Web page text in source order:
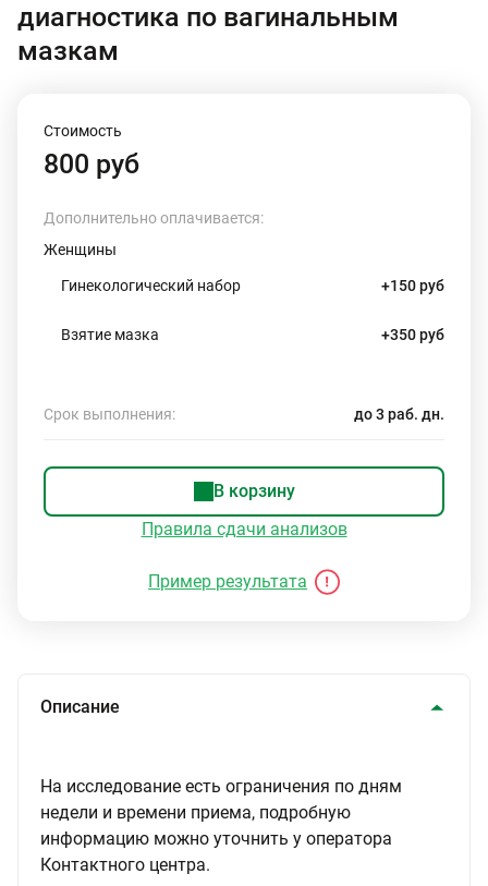
диагностика по вагинальным
мазкам
Стоимость
800 руб
Дополнительно оплачивается:
Женщины
Гинекологический набор +150 руб
Взятие мазка +350 руб
Срок выполнения: до 3 раб. дн.
В корзину
Правила сдачи анализов
Пример результата
Описание
На исследование есть ограничения по дням
недели и времени приема, подробную
информацию можно уточнить у оператора
Контактного центра.